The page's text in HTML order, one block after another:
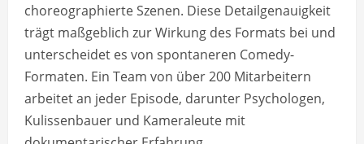
choreographierte Szenen. Diese Detailgenauigkeit
trägt maßgeblich zur Wirkung des Formats bei und
unterscheidet es von spontaneren Comedy-
Formaten. Ein Team von über 200 Mitarbeitern
arbeitet an jeder Episode, darunter Psychologen,
Kulissenbauer und Kameraleute mit